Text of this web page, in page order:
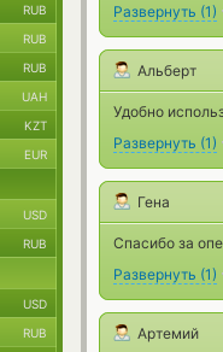
Развернуть (1)
Альберт
Удобно
Развернуть (1)
Гена
Спасибо за
Развернуть (1)
Артемий
RUB
RUB
RUB
UAH
KZT
EUR
USD
RUB
USD
RUB